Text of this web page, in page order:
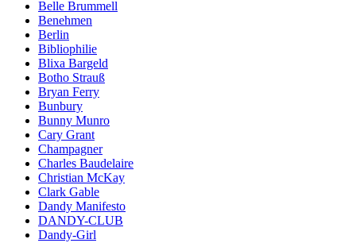
Belle Brummell
Benehmen
Berlin
Bibliophilie
Blixa Bargeld
Botho Strauß
Bryan Ferry
Bunbury
Bunny Munro
Cary Grant
Champagner
Charles Baudelaire
Christian McKay
Clark Gable
Dandy Manifesto
DANDY-CLUB
Dandy-Girl